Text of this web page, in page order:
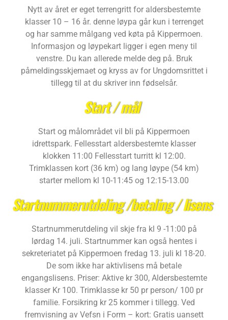
Nytt av året er eget terrengritt for aldersbestemte
klasser 10 – 16 år. denne løypa går kun i terrenget
og har samme målgang ved køta på Kippermoen.
Informasjon og løypekart ligger i egen meny til
venstre. Du kan allerede melde deg på. Bruk
påmeldingsskjemaet og kryss av for Ungdomsrittet i
tillegg til at du skriver inn fødselsår.
Start / mål
Start og målområdet vil bli på Kippermoen
idrettspark. Fellesstart aldersbestemte klasser
klokken 11:00 Fellesstart turritt kl 12:00.
Trimklassen kort (36 km) og lang løype (54 km)
starter mellom kl 10-11:45 og 12:15-13.00
Startnummerutdeling /betaling / lisens
Startnummerutdeling vil skje fra kl 9 -11:00 på
lørdag 14. juli. Startnummer kan også hentes i
sekreteriatet på Kippermoen fredag 13. juli kl 18-20.
De som ikke har aktivlisens må betale
engangslisens. Priser: Aktive kr 300, Aldersbestemte
klasser Kr 100. Trimklasse kr 50 pr person/ 100 pr
familie. Forsikring kr 25 kommer i tillegg. Ved
fremvisning av Vefsn i Form – kort: Gratis uansett